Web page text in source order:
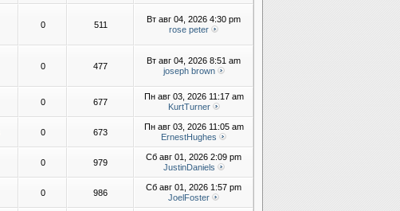
0 511
Вт авг 04, 2026 4:30 pm
rose peter
0 477
Вт авг 04, 2026 8:51 am
joseph brown
0 677
Пн авг 03, 2026 11:17 am
KurtTurner
0 673
Пн авг 03, 2026 11:05 am
ErnestHughes
0 979
Сб авг 01, 2026 2:09 pm
JustinDaniels
0 986
Сб авг 01, 2026 1:57 pm
JoelFoster